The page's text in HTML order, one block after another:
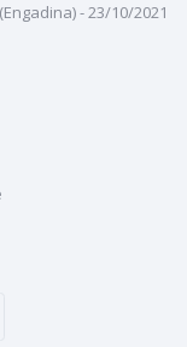
- 23/10/2021